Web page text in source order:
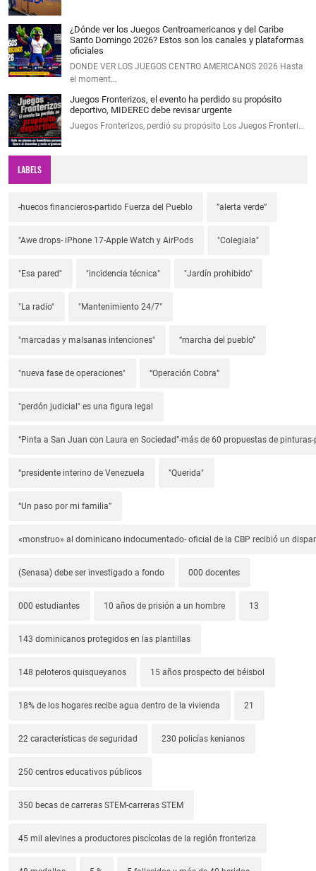
¿Dónde ver los Juegos Centroamericanos y del Caribe
Santo Domingo 2026? Estos son los canales y plataformas
oficiales
DONDE VER LOS JUEGOS CENTRO AMERICANOS 2026 Hasta
el moment…
Juegos Fronterizos, el evento ha perdido su propósito
deportivo, MIDEREC debe revisar urgente
Juegos Fronterizos, perdió su propósito Los Juegos Fronteri…
LABELS
-huecos financieros-partido Fuerza del Pueblo ”alerta verde”
"Awe drops- iPhone 17-Apple Watch y AirPods "Colegiala"
"Esa pared" "incidencia técnica" "Jardín prohibido"
"La radio" "Mantenimiento 24/7"
"marcadas y malsanas intenciones" “marcha del pueblo”
"nueva fase de operaciones" “Operación Cobra”
"perdón judicial" es una figura legal
“Pinta a San Juan con Laura en Sociedad”-más de 60 propuestas de
“presidente interino de Venezuela "Querida"
“Un paso por mi familia”
«monstruo» al dominicano indocumentado- oficial de la CBP recibió un
(Senasa) debe ser investigado a fondo 000 docentes
000 estudiantes 10 años de prisión a un hombre 13
143 dominicanos protegidos en las plantillas
148 peloteros quisqueyanos 15 años prospecto del béisbol
18% de los hogares recibe agua dentro de la vivienda 21
22 características de seguridad 230 policías kenianos
250 centros educativos públicos
350 becas de carreras STEM-carreras STEM
45 mil alevines a productores piscícolas de la región fronteriza